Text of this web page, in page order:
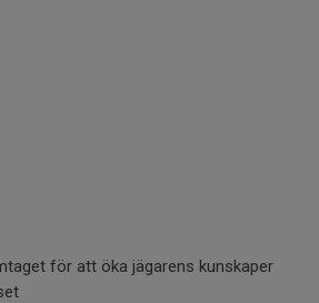
för att öka jägarens kunskaper